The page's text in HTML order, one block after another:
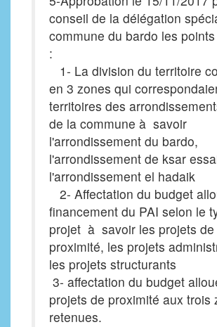
conseil de la délégation
commune du bardo les
:
1- La division du territoire
en 3 zones qui
territoires des
de la commune à savoir
l'arrondissement du bardo,
l'arrondissement de ksar
l'arrondissement el hadaik
2- Affectation du budget
financement du PAI selon le
projet à savoir les projets de
proximité, les projets
les projets structurants
3- affectation du budget
projets de proximité aux trois
retenues.